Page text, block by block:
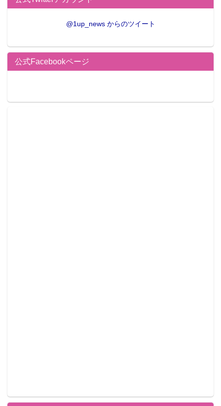
@1up_news からのツイート
公式Facebookページ